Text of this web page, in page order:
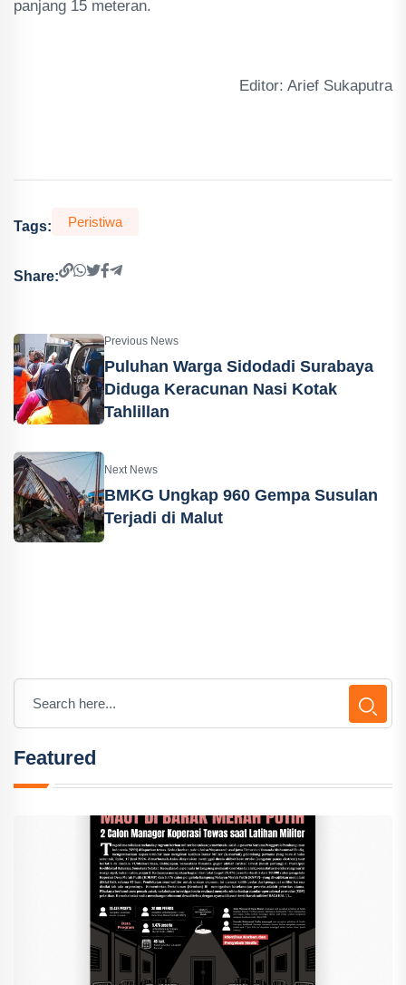
panjang 15 meteran.
Editor: Arief Sukaputra
Tags: Peristiwa
Share:
Previous News
Puluhan Warga Sidodadi Surabaya
Diduga Keracunan Nasi Kotak
Tahlillan
Next News
BMKG Ungkap 960 Gempa Susulan
Terjadi di Malut
Featured